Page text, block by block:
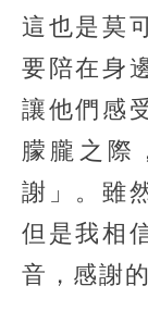
這也是莫
要陪在身
讓他們感
朦朧之際
謝」。雖
但是我相
音，感謝